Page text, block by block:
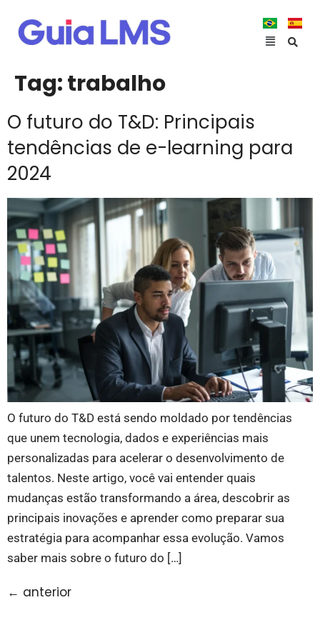
Tag:trabalho
O futuro do T&D: Principais
tendências de e-learning para
2024
O futuro do T&D está sendo moldado por tendências
que unem tecnologia, dados e experiências mais
personalizadas para acelerar o desenvolvimento de
talentos. Neste artigo, você vai entender quais
mudanças estão transformando a área, descobrir as
principais inovações e aprender como preparar sua
estratégia para acompanhar essa evolução. Vamos
saber mais sobre o futuro do […]
← anterior